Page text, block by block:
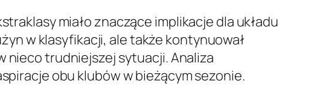
miało znaczące implikacje dla układu
w klasyfikacji, ale także kontynuował
nieco trudniejszej sytuacji. Analiza
obu klubów w bieżącym sezonie.